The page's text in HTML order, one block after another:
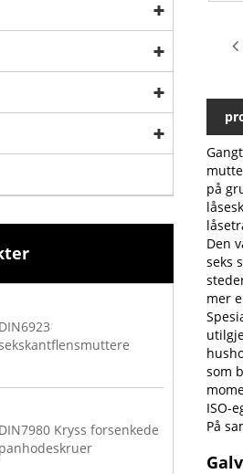
DIN6923
DIN7980 Kryss forsenkede
panhodeskruer
på
Den
seks
mer
som
ISO-
På